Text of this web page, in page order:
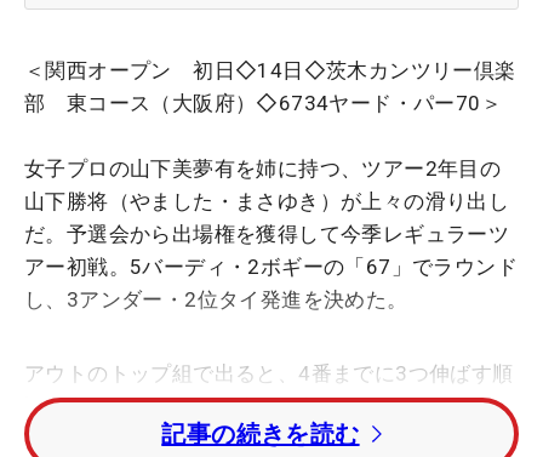
＜関西オープン 初日◇14日◇茨木カンツリー倶楽
部 東コース（大阪府）◇6734ヤード・パー70＞
女子プロの山下美夢有を姉に持つ、ツアー2年目の
山下勝将（やました・まさゆき）が上々の滑り出し
だ。予選会から出場権を獲得して今季レギュラーツ
アー初戦。5バーディ・2ボギーの「67」でラウンド
し、3アンダー・2位タイ発進を決めた。
アウトのトップ組で出ると、4番までに3つ伸ばす順
調な出だし。だが、「流れは良かったんですけど、
（5番、6番で）ボギー、ボギーと来てしまって、そ
記事の続きを読む